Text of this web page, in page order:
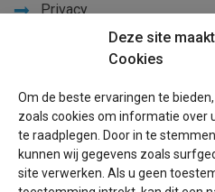
Deze site
Cookies
Om de beste ervaringen te
zoals cookies om informatie over
te raadplegen. Door in te
kunnen wij gegevens zoals
site verwerken. Als u geen
Privacy
Blog
Voor eigenaren